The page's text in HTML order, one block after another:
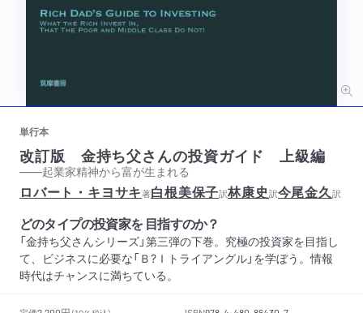
単行本
改訂版 金持ち父さんの投資ガイド 上級編
——起業家精神から富が生まれる
ロバート・キヨサキ著白根美保子訳林康史訳今尾金久訳
どのタイプの投資家を 目指すのか？
「金持ち父さんシリーズ」第三弾の下巻。究極の投資家を目指し
て、ビジネスに必要な「Ｂ?Ｉトライアングル」を学ぼう。情報
時代はチャンスに満ちている。